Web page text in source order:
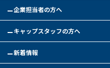
企業担当者の方へ
キャップスタッフの方へ
新着情報